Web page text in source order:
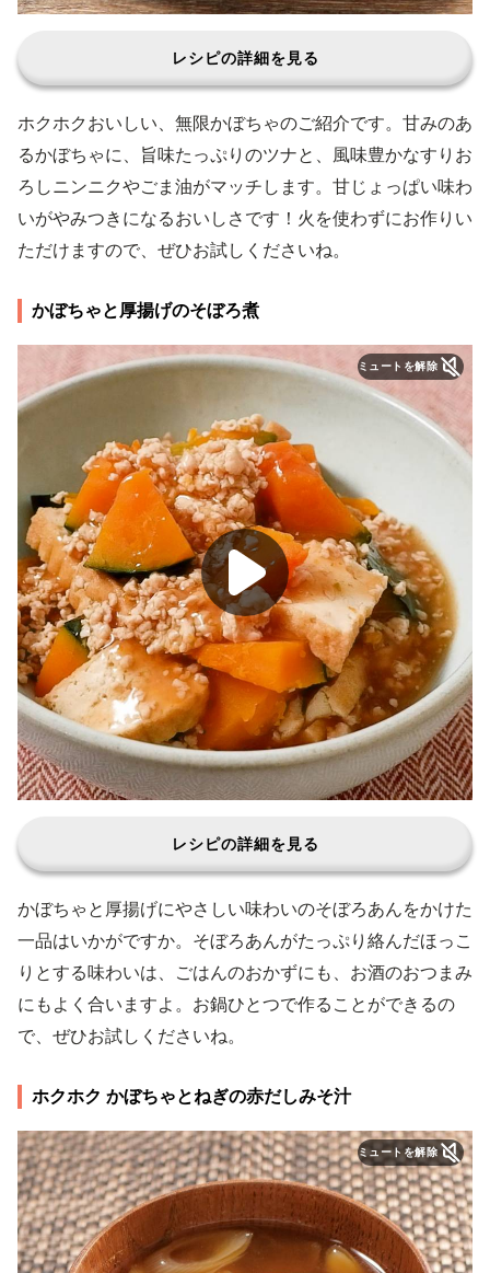
レシピの詳細を見る
ホクホクおいしい、無限かぼちゃのご紹介です。甘みのあ
るかぼちゃに、旨味たっぷりのツナと、風味豊かなすりお
ろしニンニクやごま油がマッチします。甘じょっぱい味わ
いがやみつきになるおいしさです！火を使わずにお作りい
ただけますので、ぜひお試しくださいね。
かぼちゃと厚揚げのそぼろ煮
ミュートを解除
レシピの詳細を見る
かぼちゃと厚揚げにやさしい味わいのそぼろあんをかけた
一品はいかがですか。そぼろあんがたっぷり絡んだほっこ
りとする味わいは、ごはんのおかずにも、お酒のおつまみ
にもよく合いますよ。お鍋ひとつで作ることができるの
で、ぜひお試しくださいね。
ホクホク かぼちゃとねぎの赤だしみそ汁
ミュートを解除